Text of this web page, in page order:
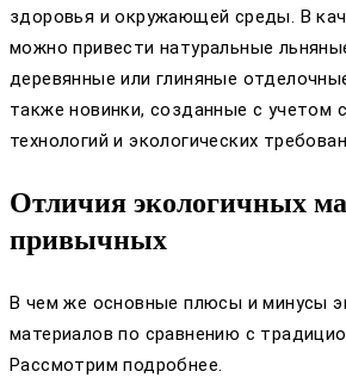
здоровья и окружающей среды. В
можно привести натуральные
деревянные или глиняные
также новинки, созданные с учетом
технологий и экологических
Отличия экологичных
привычных
В чем же основные плюсы и минусы
материалов по сравнению с
Рассмотрим подробнее.